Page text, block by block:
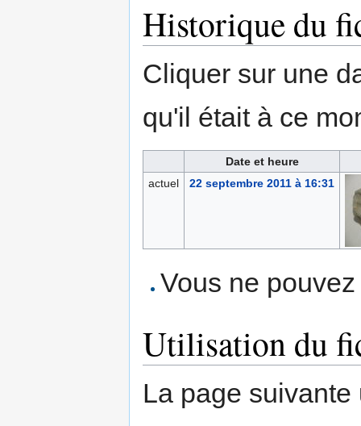
Historique du
Cliquer sur une
qu'il était à ce
Date et heure
actuel
22 septembre 2011 à 16:31
Vous ne
Utilisation du
La page